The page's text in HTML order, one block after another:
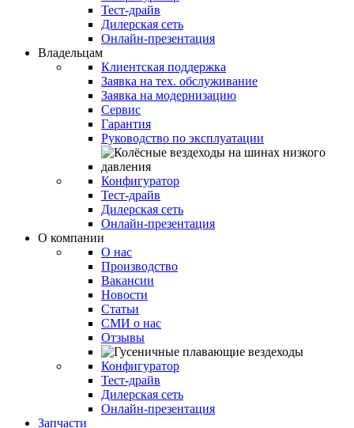
Тест-драйв
Дилерская сеть
Онлайн-презентация
Владельцам
Клиентская поддержка
Заявка на тех. обслуживание
Заявка на модернизацию
Сервис
Гарантия
Руководство по эксплуатации
Конфигуратор
Тест-драйв
Дилерская сеть
Онлайн-презентация
О компании
О нас
Производство
Вакансии
Новости
Статьи
СМИ о нас
Отзывы
Конфигуратор
Тест-драйв
Дилерская сеть
Онлайн-презентация
Запчасти